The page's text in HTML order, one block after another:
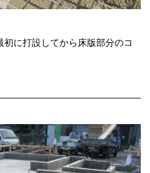
に打設してから床版部分のコ